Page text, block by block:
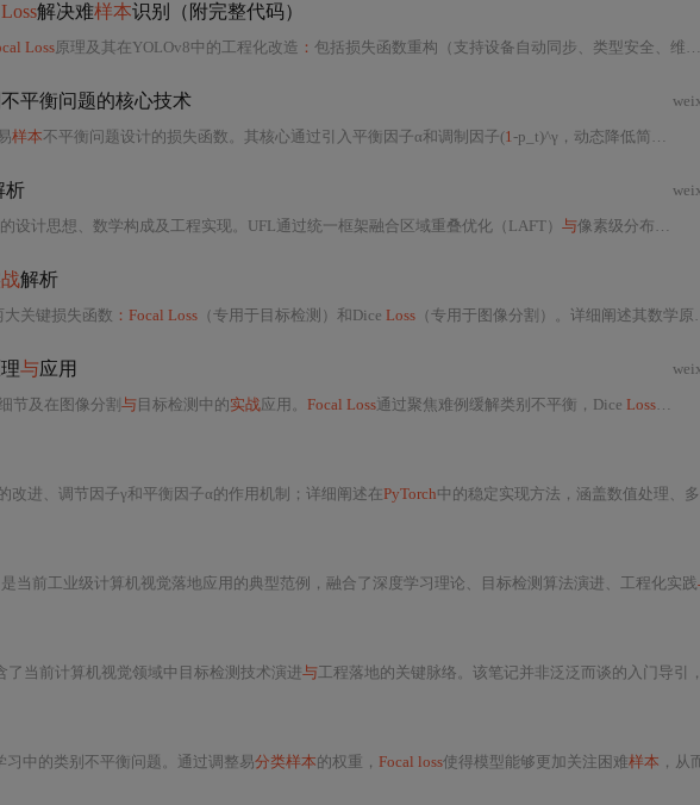
解决难样本识别（附完整代码）
Loss 原理及其在YOLOv8中的工程化改造 ： 包括损失函数重构（支持设备自动同步、类型安全、维度自适应
平衡问题的核心技术
样本不平衡问题设计的损失函数。其核心通过引入平衡因子α和调制因子(1-p_t)^γ，动态降低简单
析
设计思想、数学构成及工程实现。UFL通过统一框架融合区域重叠优化（LAFT） 与像素级分布学习（LAFL），以可调参数λ平衡二者目标。重点涵盖其Dice/
解析
关键损失函数 ：Focal Loss （专用于目标检测）和Dice Loss （专用于图像分割）。详细阐述其数学原理、
与应用
节及在图像分割与 目标检测中的实战应用。 Focal Loss通过聚焦难例缓解类别不平衡，Dice Loss直接
改进、调节因子γ和平衡因子α的作用机制；详细阐述在PyTorch中的稳定实现方法，涵盖数值处理、多
当前工业级计算机视觉落地应用的典型范例，融合了深度学习理论、目标检测算法演进、工程化实践
当前计算机视觉领域中目标检测技术演进与工程落地的关键脉络。该笔记并非泛泛而谈的入门导引，而是聚焦于一个高度定制化、面向实际部署场景优化的目标检测轻量级模型体系——MingwDetection-M（以下简称M-M）。从命名逻辑可推断，“Mingw”可能源自开发者署名或项目代号，而“Detection-M”中的“M”极大概率代表“Mobile”“Mini”或“Modified”，强调其在模型尺寸、
中的类别不平衡问题。通过调整易分类样本的权重， Focal loss使得模型能够更加关注困难样本 ，从